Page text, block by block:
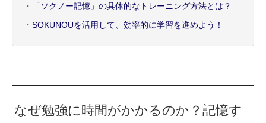
・
「ソクノー記憶」の具体的なトレーニング方法とは？
・ SOKUNOUを活用して、効率的に学習を進めよう！
なぜ勉強に時間がかかるのか？記憶す